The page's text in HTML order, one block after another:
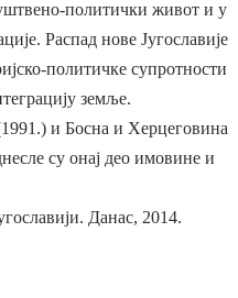
политички живот и у
Распад нове Југославије
политичке супротности
земље.
и Босна и Херцеговина
су онај део имовине и
Данас, 2014.